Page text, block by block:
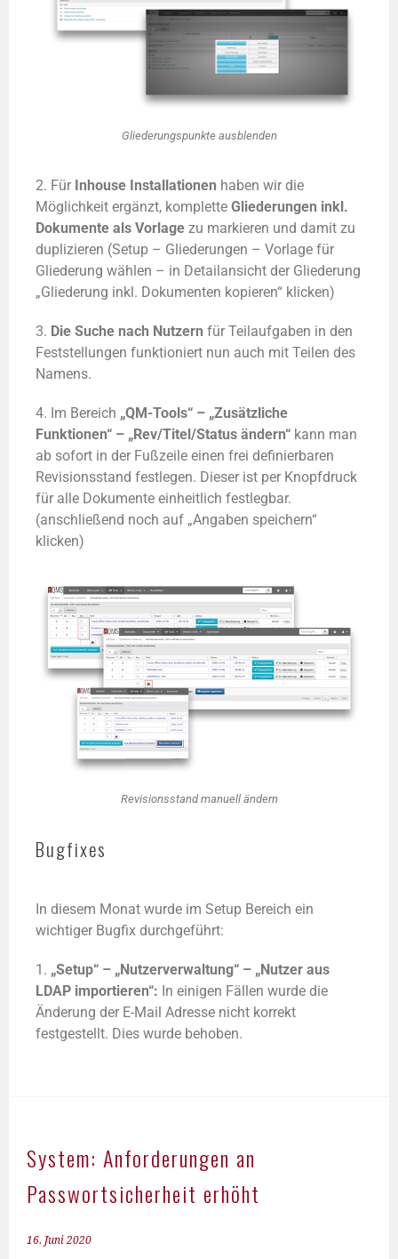
Gliederungspunkte ausblenden
2. Für Inhouse Installationen haben wir die
Möglichkeit ergänzt, kompletteGliederungen inkl.
Dokumente als Vorlagezu markieren und damit zu
duplizieren (Setup – Gliederungen – Vorlage für
Gliederung wählen – in Detailansicht der Gliederung
„Gliederung inkl. Dokumenten kopieren“ klicken)
3. Die Suche nach Nutzern für Teilaufgaben in den
Feststellungen funktioniert nun auch mit Teilen des
Namens.
4. Im Bereich „QM-Tools“ – „Zusätzliche
Funktionen“ – „Rev/Titel/Status ändern“ kann man
ab sofort in der Fußzeile einen frei definierbaren
Revisionsstand festlegen. Dieser ist per Knopfdruck
für alle Dokumente einheitlich festlegbar.
(anschließend noch auf „Angaben speichern“
klicken)
Revisionsstand manuell ändern
Bugfixes
In diesem Monat wurde im Setup Bereich ein
wichtiger Bugfix durchgeführt:
1. „Setup“ – „Nutzerverwaltung“ – „Nutzer aus
LDAP importieren“: In einigen Fällen wurde die
Änderung der E-Mail Adresse nicht korrekt
festgestellt. Dies wurde behoben.
System: Anforderungen an
Passwortsicherheit erhöht
16. Juni 2020